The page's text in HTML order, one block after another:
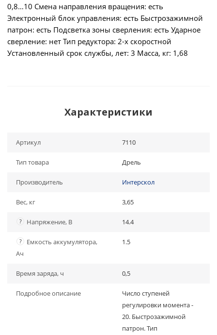
0,8…10 Смена направления вращения: есть
Электронный блок управления: есть Быстрозажимной
патрон: есть Подсветка зоны сверления: есть Ударное
сверление: нет Тип редуктора: 2-х скоростной
Установленный срок службы, лет: 3 Масса, кг: 1,68
Характеристики
Артикул 7110
Тип товара Дрель
Производитель Интерскол
Вес, кг 3,65
? Напряжение, В 14.4
?
Емкость аккумулятора,
Ач
1.5
Время заряда, ч 0,5
Подробное описание
Число ступеней
регулировки момента -
20. Быстрозажимной
патрон. Тип